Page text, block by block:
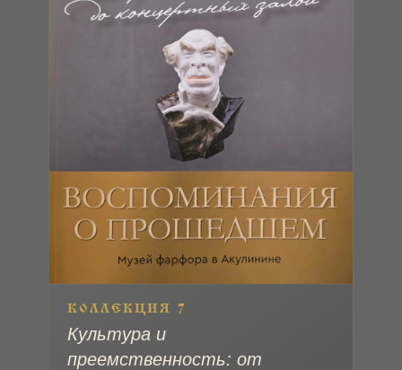
КОЛЛЕКЦИЯ 7
Культура и
преемственность: от